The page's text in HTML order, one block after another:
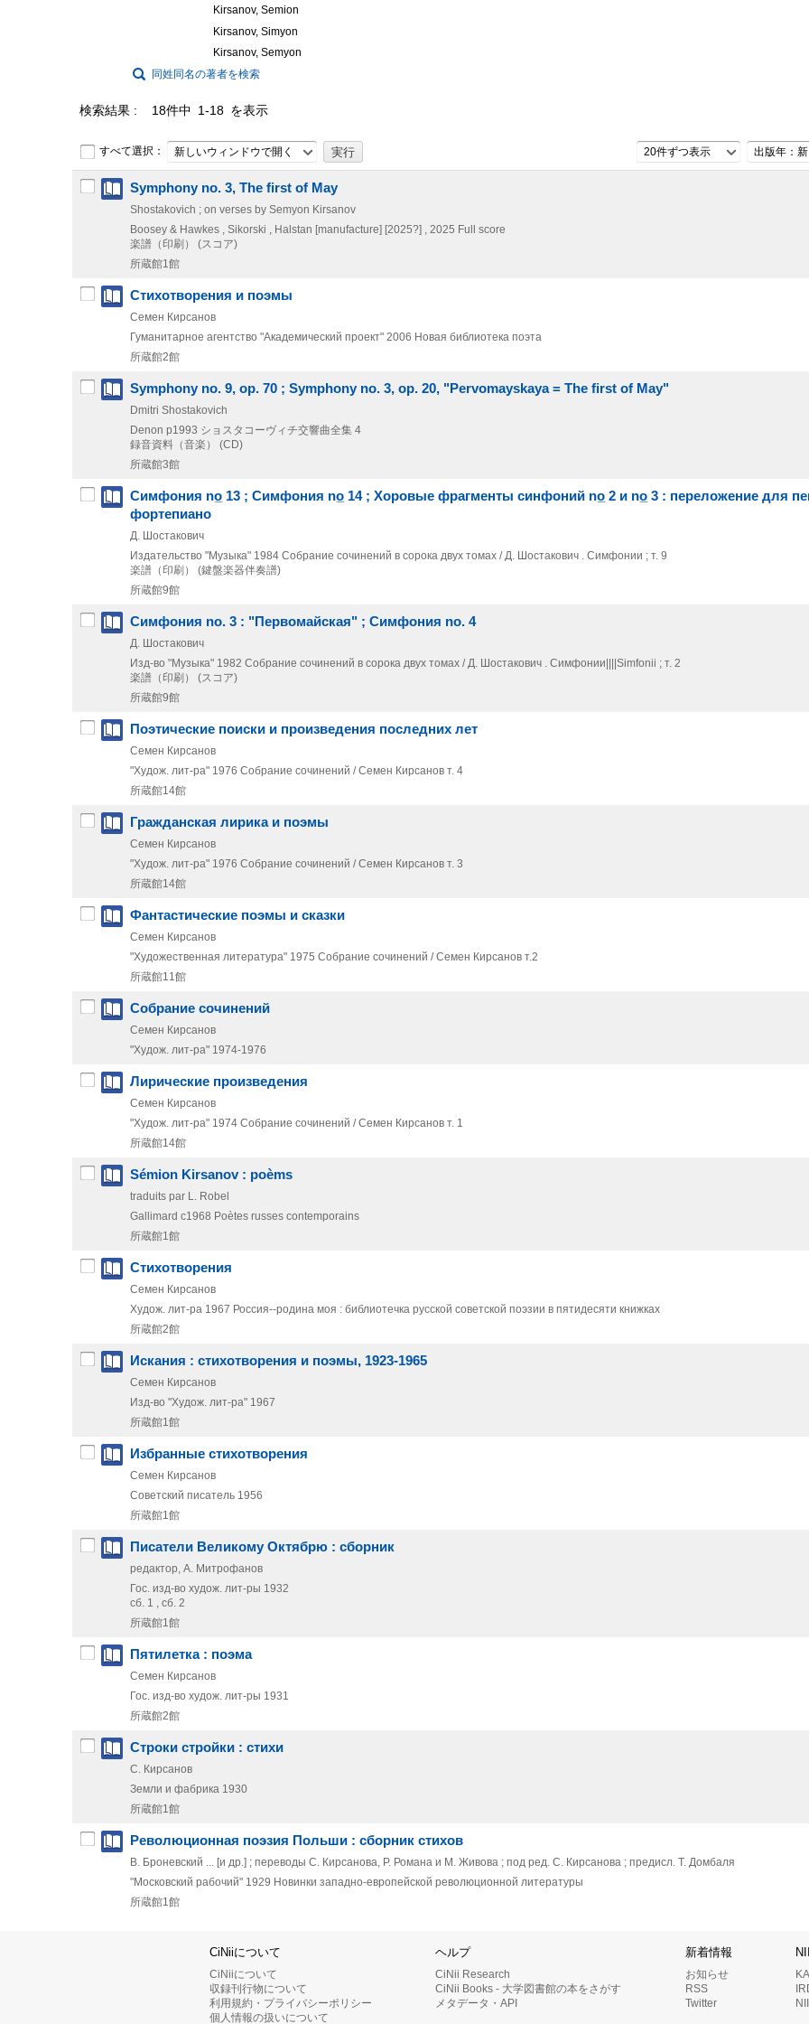
Kirsanov, Semion
Kirsanov, Simyon
Kirsanov, Semyon
同姓同名の著者を検索
検索結果 18件中 1-18 を表示
すべて選択： 新しいウィンドウで開く 20件ずつ表示 出版年：
Symphony no. 3, The first of May
Shostakovich ; on verses by Semyon Kirsanov
Boosey & Hawkes , Sikorski , Halstan [manufacture] [2025?] , 2025 Full score
楽譜（印刷） (スコア)
所蔵館1館
Стихотворения и поэмы
Семен Кирсанов
Гуманитарное агентство "Академический проект" 2006 Новая библиотека поэта
所蔵館2館
Symphony no. 9, op. 70 ; Symphony no. 3, op. 20, "Pervomayskaya = The first of May"
Dmitri Shostakovich
Denon p1993 ショスタコーヴィチ交響曲全集 4
録音資料（音楽） (CD)
所蔵館3館
Симфония no̲ 13 ; Симфония no̲ 14 ; Хоровые фрагменты синфоний no̲ 2 и no̲ 3 : переложение для
фортепиано
Д. Шостакович
Издательство "Музыка" 1984 Собрание сочинений в сорока двух томах / Д. Шостакович . Симфонии ; т. 9
楽譜（印刷） (鍵盤楽器伴奏譜)
所蔵館9館
Симфония no. 3 : "Первомайская" ; Симфония no. 4
Д. Шостакович
Изд-во "Музыка" 1982 Собрание сочинений в сорока двух томах / Д. Шостакович . Симфонии||||Simfonii ; т. 2
楽譜（印刷） (スコア)
所蔵館9館
Поэтические поиски и произведения последних лет
Семен Кирсанов
"Худож. лит-ра" 1976 Собрание сочинений / Семен Кирсанов т. 4
所蔵館14館
Гражданская лирика и поэмы
Семен Кирсанов
"Худож. лит-ра" 1976 Собрание сочинений / Семен Кирсанов т. 3
所蔵館14館
Фантастические поэмы и сказки
Семен Кирсанов
"Художественная литература" 1975 Собрание сочинений / Семен Кирсанов т.2
所蔵館11館
Собрание сочинений
Семен Кирсанов
"Худож. лит-ра" 1974-1976
Лирические произведения
Семен Кирсанов
"Худож. лит-ра" 1974 Собрание сочинений / Семен Кирсанов т. 1
所蔵館14館
Sémion Kirsanov : poèms
traduits par L. Robel
Gallimard c1968 Poètes russes contemporains
所蔵館1館
Стихотворения
Семен Кирсанов
Худож. лит-ра 1967 Россия--родина моя : библиотечка русской советской поэзии в пятидесяти книжках
所蔵館2館
Искания : стихотворения и поэмы, 1923-1965
Семен Кирсанов
Изд-во "Худож. лит-ра" 1967
所蔵館1館
Избранные стихотворения
Семен Кирсанов
Советский писатель 1956
所蔵館1館
Писатели Великому Октябрю : сборник
редактор, А. Митрофанов
Гос. изд-во худож. лит-ры 1932
сб. 1 , сб. 2
所蔵館1館
Пятилетка : поэма
Семен Кирсанов
Гос. изд-во худож. лит-ры 1931
所蔵館2館
Строки стройки : стихи
С. Кирсанов
Земли и фабрика 1930
所蔵館1館
Революционная поэзия Польши : сборник стихов
В. Броневский ... [и др.] ; переводы С. Кирсанова, Р. Романа и М. Живова ; под ред. С. Кирсанова ; предисл. Т. Домбаля
"Московский рабочий" 1929 Новинки западно-европейской революционной литературы
所蔵館1館
CiNiiについて
CiNiiについて
収録刊行物について
利用規約・プライバシーポリシー
個人情報の扱いについて
ヘルプ
CiNii Research
CiNii Books - 大学図書館の本をさがす
メタデータ・API
新着情報
お知らせ
RSS
Twitter